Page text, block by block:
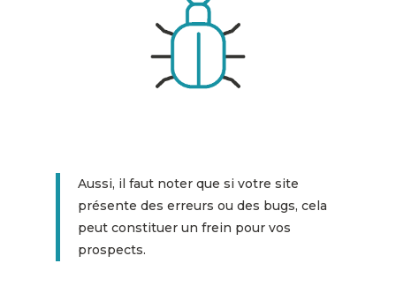
Aussi, il faut noter que si votre site
présente des erreurs ou des bugs, cela
peut constituer un frein pour vos
prospects.